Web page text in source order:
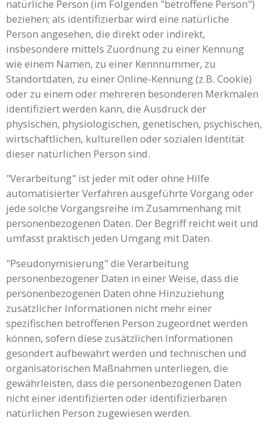
natürliche Person (im Folgenden "betroffene Person")
beziehen; als identifizierbar wird eine natürliche
Person angesehen, die direkt oder indirekt,
insbesondere mittels Zuordnung zu einer Kennung
wie einem Namen, zu einer Kennnummer, zu
Standortdaten, zu einer Online-Kennung (z.B. Cookie)
oder zu einem oder mehreren besonderen Merkmalen
identifiziert werden kann, die Ausdruck der
physischen, physiologischen, genetischen, psychischen,
wirtschaftlichen, kulturellen oder sozialen Identität
dieser natürlichen Person sind.
"Verarbeitung" ist jeder mit oder ohne Hilfe
automatisierter Verfahren ausgeführte Vorgang oder
jede solche Vorgangsreihe im Zusammenhang mit
personenbezogenen Daten. Der Begriff reicht weit und
umfasst praktisch jeden Umgang mit Daten.
"Pseudonymisierung" die Verarbeitung
personenbezogener Daten in einer Weise, dass die
personenbezogenen Daten ohne Hinzuziehung
zusätzlicher Informationen nicht mehr einer
spezifischen betroffenen Person zugeordnet werden
können, sofern diese zusätzlichen Informationen
gesondert aufbewahrt werden und technischen und
organisatorischen Maßnahmen unterliegen, die
gewährleisten, dass die personenbezogenen Daten
nicht einer identifizierten oder identifizierbaren
natürlichen Person zugewiesen werden.